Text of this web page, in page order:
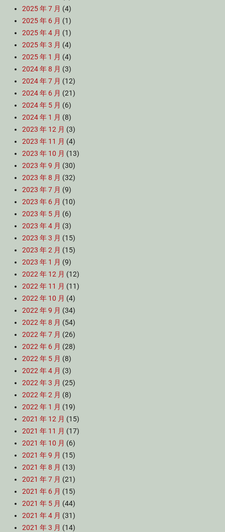
2025 年 7 月 (4)
2025 年 6 月 (1)
2025 年 4 月 (1)
2025 年 3 月 (4)
2025 年 1 月 (4)
2024 年 8 月 (3)
2024 年 7 月 (12)
2024 年 6 月 (21)
2024 年 5 月 (6)
2024 年 1 月 (8)
2023 年 12 月 (3)
2023 年 11 月 (4)
2023 年 10 月 (13)
2023 年 9 月 (30)
2023 年 8 月 (32)
2023 年 7 月 (9)
2023 年 6 月 (10)
2023 年 5 月 (6)
2023 年 4 月 (3)
2023 年 3 月 (15)
2023 年 2 月 (15)
2023 年 1 月 (9)
2022 年 12 月 (12)
2022 年 11 月 (11)
2022 年 10 月 (4)
2022 年 9 月 (34)
2022 年 8 月 (54)
2022 年 7 月 (26)
2022 年 6 月 (28)
2022 年 5 月 (8)
2022 年 4 月 (3)
2022 年 3 月 (25)
2022 年 2 月 (8)
2022 年 1 月 (19)
2021 年 12 月 (15)
2021 年 11 月 (17)
2021 年 10 月 (6)
2021 年 9 月 (15)
2021 年 8 月 (13)
2021 年 7 月 (21)
2021 年 6 月 (15)
2021 年 5 月 (44)
2021 年 4 月 (31)
2021 年 3 月 (14)